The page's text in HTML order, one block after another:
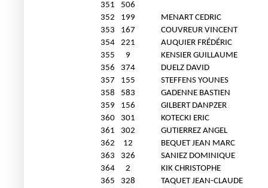
351
506
352
199
MENART CEDRIC
353
167
COUVREUR VINCENT
354
221
AUQUIER FRÉDÉRIC
355
9
KENSIER GUILLAUME
356
374
DUELZ DAVID
357
155
STEFFENS YOUNES
358
583
GADENNE BASTIEN
359
156
GILBERT DANPZER
360
301
KOTECKI ERIC
361
302
GUTIERREZ ANGEL
362
12
BEQUET JEAN MARC
363
326
SANIEZ DOMINIQUE
364
2
KIK CHRISTOPHE
365
328
TAQUET JEAN-CLAUDE